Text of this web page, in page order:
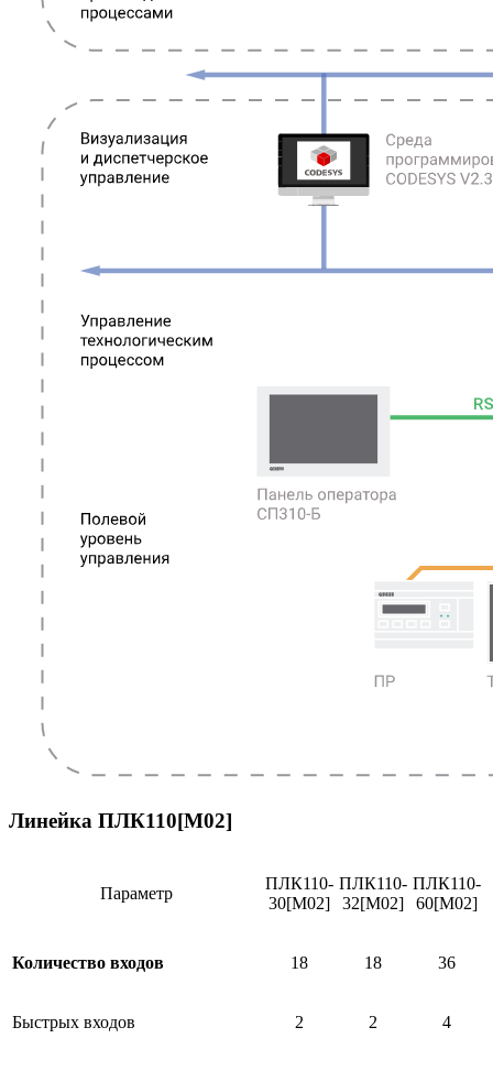
Линейка ПЛК110[М02]
Параметр
ПЛК110-
30[М02]
ПЛК110-
32[М02]
ПЛК110-
60[М02]
Количество входов 18 18 36
Быстрых входов 2 2 4